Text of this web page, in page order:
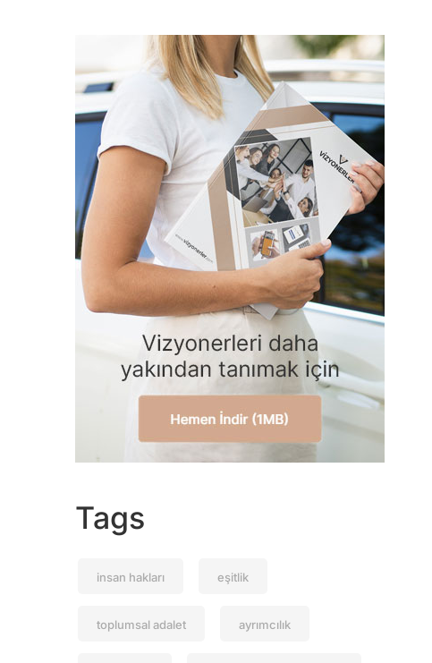
Tags
insan hakları eşitlik
toplumsal adalet ayrımcılık